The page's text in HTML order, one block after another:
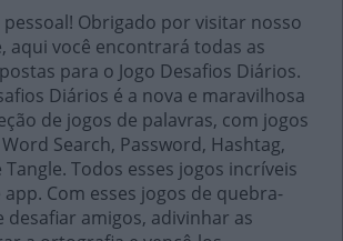
pessoal! Obrigado por visitar nosso
aqui você encontrará todas as
para o Jogo Desafios Diários.
Diários é a nova e maravilhosa
de jogos de palavras, com jogos
Search, Password, Hashtag,
Todos esses jogos incríveis
Com esses jogos de quebra-
desafiar amigos, adivinhar as